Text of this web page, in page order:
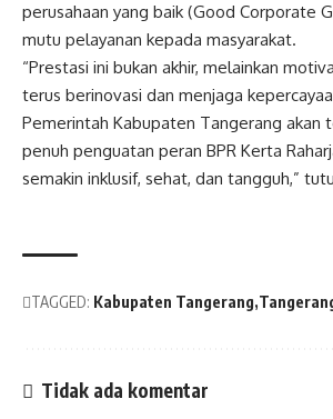
perusahaan yang baik (Good Corporate
mutu pelayanan kepada masyarakat.
“Prestasi ini bukan akhir, melainkan
terus berinovasi dan menjaga
Pemerintah Kabupaten Tangerang akan
penuh penguatan peran BPR Kerta
semakin inklusif, sehat, dan tangguh,”
TAGGED: Kabupaten Tangerang
Tidak ada komentar